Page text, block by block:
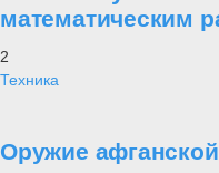
математическим
2
Техника
Оружие